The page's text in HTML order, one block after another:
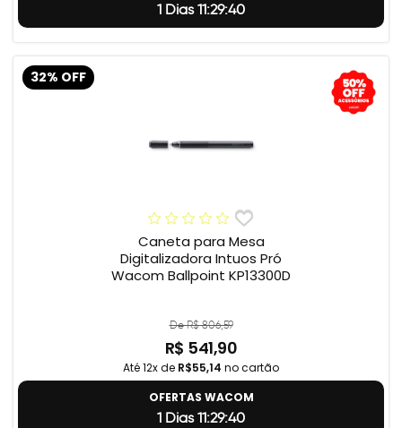
1 Dias 11:29:39
32% OFF
Caneta para Mesa
Digitalizadora Intuos Pró
Wacom Ballpoint KP13300D
De R$ 806,59
R$ 541,90
Até 12x de R$55,14 no cartão
OFERTAS WACOM
1 Dias 11:29:39